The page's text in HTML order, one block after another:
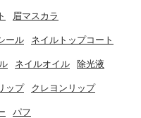
眉マスカラ
ール ネイルトップコート
ネイルオイル 除光液
ップ クレヨンリップ
パフ